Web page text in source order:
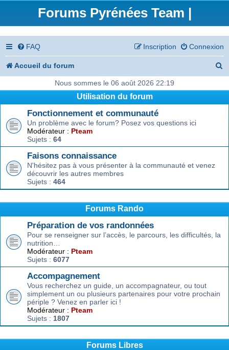
Forums Pyrénées Team |
FAQ Connexion
Inscription
Accueil du forum
e
Nous sommes le 06 août 2026 22:19
Utilisation du forum
Fonctionnement et communauté
Un problème avec le forum? Posez vos questions ici
Modérateur : Pteam
Sujets : 64
Faisons connaissance
N'hésitez pas à vous présenter à la communauté et venez
découvrir les autres membres
Sujets : 464
Forums Rando
Préparation de vos randonnées
Pour se renseigner sur l’accès, le parcours, les difficultés, la
nutrition…
Modérateur : Pteam
Sujets : 6077
Accompagnement
Vous recherchez un guide, un accompagnateur, ou tout
simplement un ou plusieurs partenaires pour votre prochain
périple ? Venez en parler ici !
Modérateur : Pteam
Sujets : 1807
Forums Libres